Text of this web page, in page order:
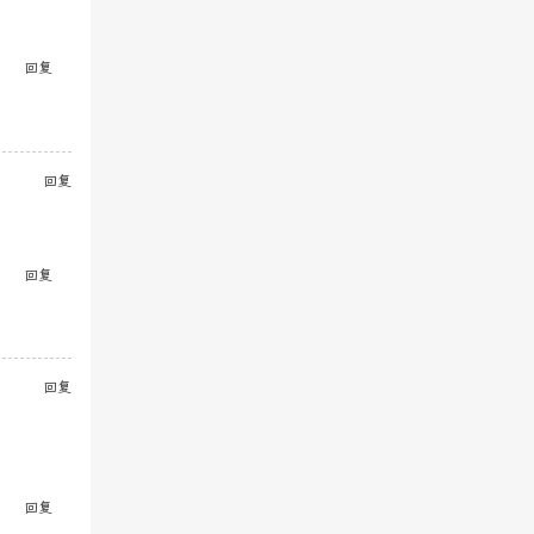
回复
回复
回复
回复
回复